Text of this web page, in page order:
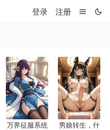
登录 注册
万界征服系统
男娘转生，什